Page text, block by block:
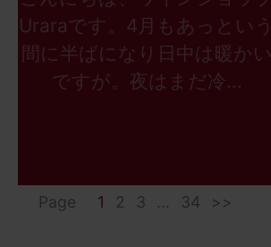
Uraraです。4月もあっという
間に半ばになり日中は暖かい
ですが。夜はまだ冷...
Page 1 2 3 ... 34 >>